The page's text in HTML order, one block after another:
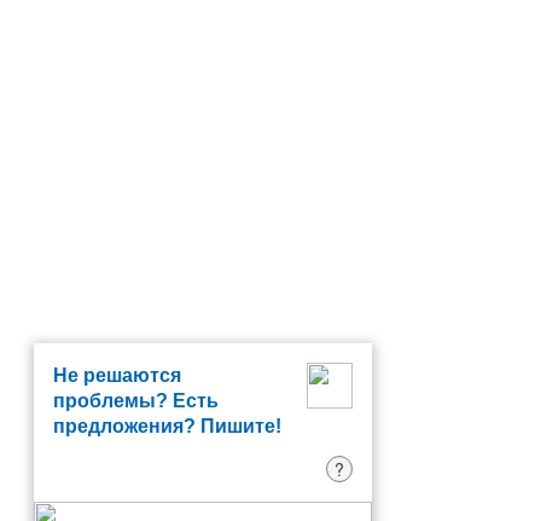
Не решаются
проблемы? Есть
предложения? Пишите!
?